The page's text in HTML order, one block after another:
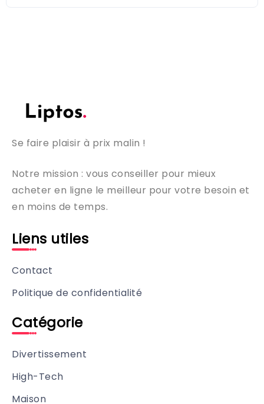
Se faire plaisir à prix malin !
Notre mission : vous conseiller pour mieux
acheter en ligne le meilleur pour votre besoin et
en moins de temps.
Liens utiles
Contact
Politique de confidentialité
Catégorie
Divertissement
High-Tech
Maison